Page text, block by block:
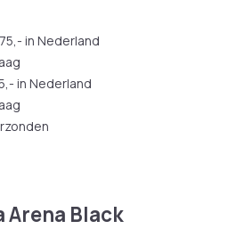
in Nederland
in Nederland
Arena Black